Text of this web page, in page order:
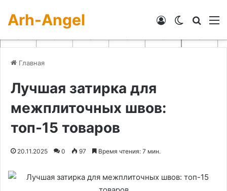
Arh-Angel Switch skin
Войти
Главная
Лучшая затирка для
межплиточных швов:
топ-15 товаров
20.11.2025 0 97 Время чтения: 7 мин.